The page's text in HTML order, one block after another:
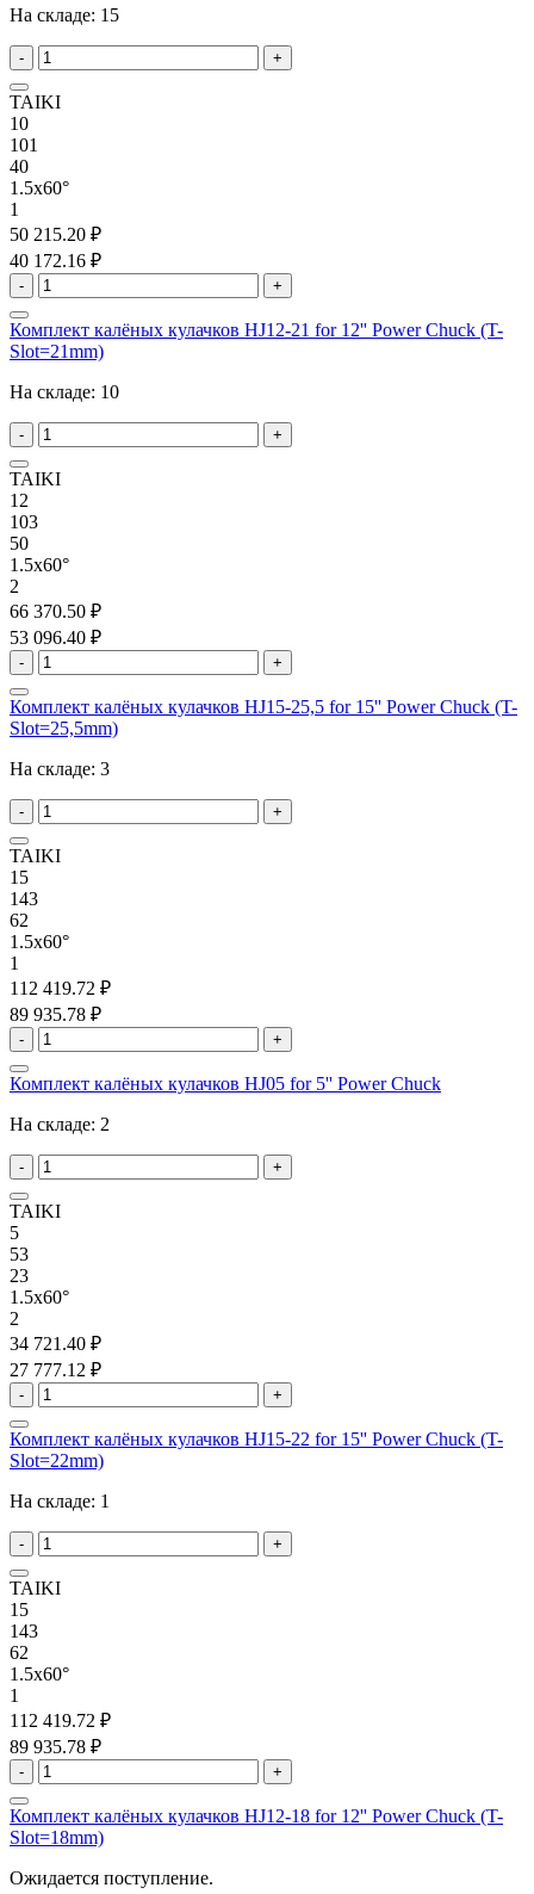
На складе: 15
- +
TAIKI
10
101
40
1.5x60°
1
50 215.20 ₽
40 172.16 ₽
- +
Комплект калёных кулачков HJ12-21 for 12'' Power Chuck (T-
Slot=21mm)
На складе: 10
- +
TAIKI
12
103
50
1.5x60°
2
66 370.50 ₽
53 096.40 ₽
- +
Комплект калёных кулачков HJ15-25,5 for 15'' Power Chuck (T-
Slot=25,5mm)
На складе: 3
- +
TAIKI
15
143
62
1.5x60°
1
112 419.72 ₽
89 935.78 ₽
- +
Комплект калёных кулачков HJ05 for 5'' Power Chuck
На складе: 2
- +
TAIKI
5
53
23
1.5x60°
2
34 721.40 ₽
27 777.12 ₽
- +
Комплект калёных кулачков HJ15-22 for 15'' Power Chuck (T-
Slot=22mm)
На складе: 1
- +
TAIKI
15
143
62
1.5x60°
1
112 419.72 ₽
89 935.78 ₽
- +
Комплект калёных кулачков HJ12-18 for 12'' Power Chuck (T-
Slot=18mm)
Ожидается поступление.